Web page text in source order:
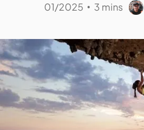
01/2025 • 3 mins